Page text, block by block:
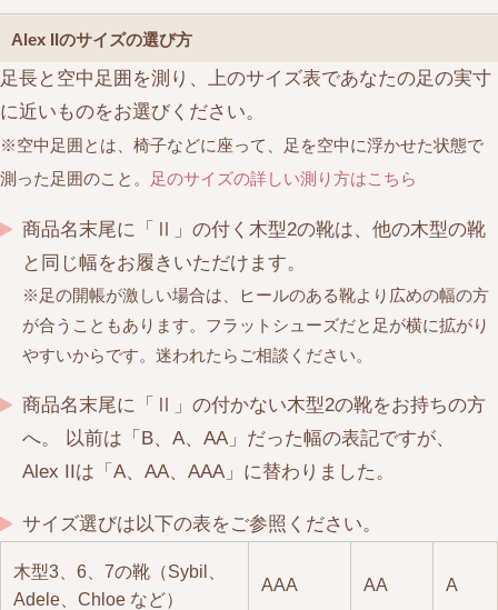
Alex IIのサイズの選び方
足長と空中足囲を測り、上のサイズ表であなたの足の実寸
に近いものをお選びください。
※空中足囲とは、椅子などに座って、足を空中に浮かせた状態で
測った足囲のこと。
足のサイズの詳しい測り方はこちら
商品名末尾に「Ⅱ」の付く木型2の靴は、他の木型の靴
と同じ幅をお履きいただけます。
※足の開帳が激しい場合は、ヒールのある靴より広めの幅の方
が合うこともあります。フラットシューズだと足が横に拡がり
やすいからです。迷われたらご相談ください。
商品名末尾に「Ⅱ」の付かない木型2の靴をお持ちの方
へ。 以前は「B、A、AA」だった幅の表記ですが、
Alex IIは「A、AA、AAA」に替わりました。
サイズ選びは以下の表をご参照ください。
木型3、6、7の靴（Sybil、
Adele、Chloe など）
AAA AA A